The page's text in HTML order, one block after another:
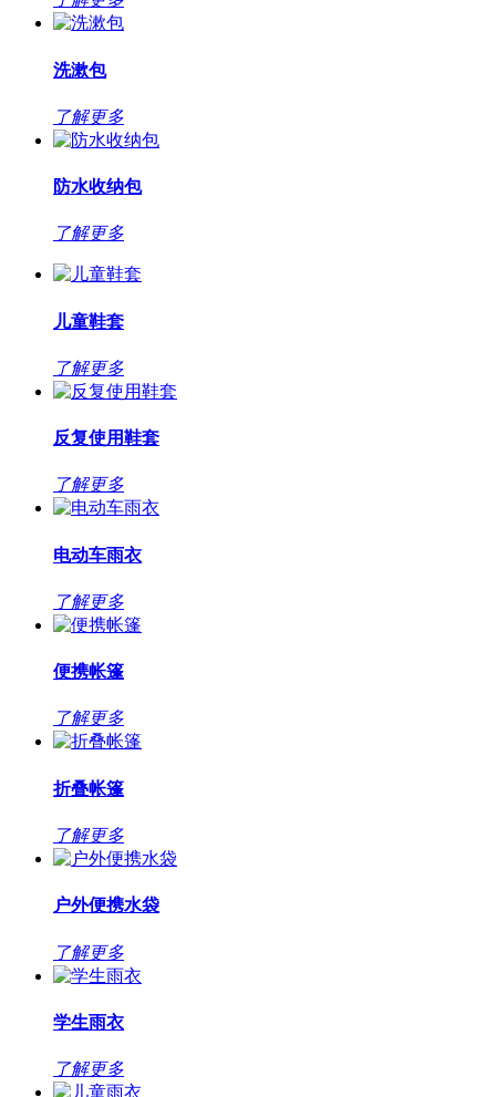
洗漱包
了解更多
防水收纳包
了解更多
儿童鞋套
了解更多
反复使用鞋套
了解更多
电动车雨衣
了解更多
便携帐篷
了解更多
折叠帐篷
了解更多
户外便携水袋
了解更多
学生雨衣
了解更多